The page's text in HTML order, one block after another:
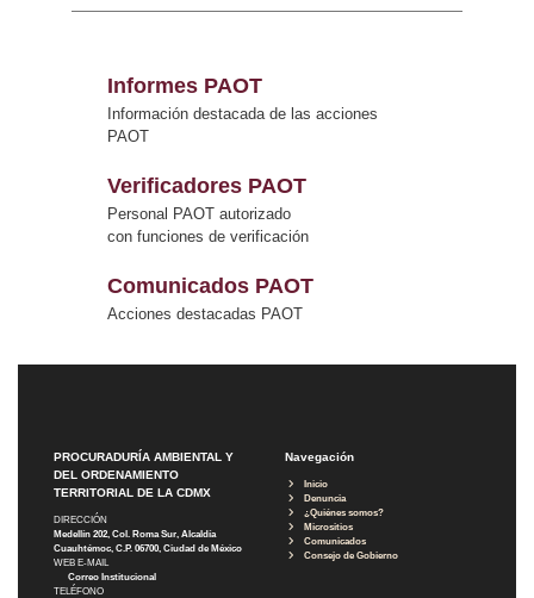
Informes PAOT
Información destacada de las acciones
PAOT
Verificadores PAOT
Personal PAOT autorizado
con funciones de verificación
Comunicados PAOT
Acciones destacadas PAOT
PROCURADURÍA AMBIENTAL Y
DEL ORDENAMIENTO
TERRITORIAL DE LA CDMX
DIRECCIÓN
Medellín 202, Col. Roma Sur, Alcaldía
Cuauhtémoc, C.P. 06700, Ciudad de México
WEB E-MAIL
Correo Institucional
TELÉFONO
Navegación
Inicio
Denuncia
¿Quiénes somos?
Micrositios
Comunicados
Consejo de Gobierno